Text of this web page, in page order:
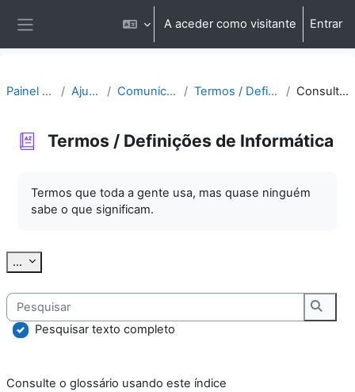
A aceder como visitante Entrar
Painel do utilizador Ajuda | Apoio Comunicação | Questões Termos / Definições de Informática Consultar por alfabeto
Termos / Definições de Informática
Termos que toda a gente usa, mas quase ninguém
sabe o que significam.
... Exportar termos
Pesquisar
Pesquisar texto completo
Consulte o glossário usando este índice